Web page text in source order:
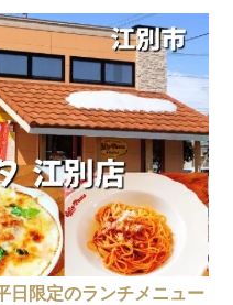
日限定のランチメニュー